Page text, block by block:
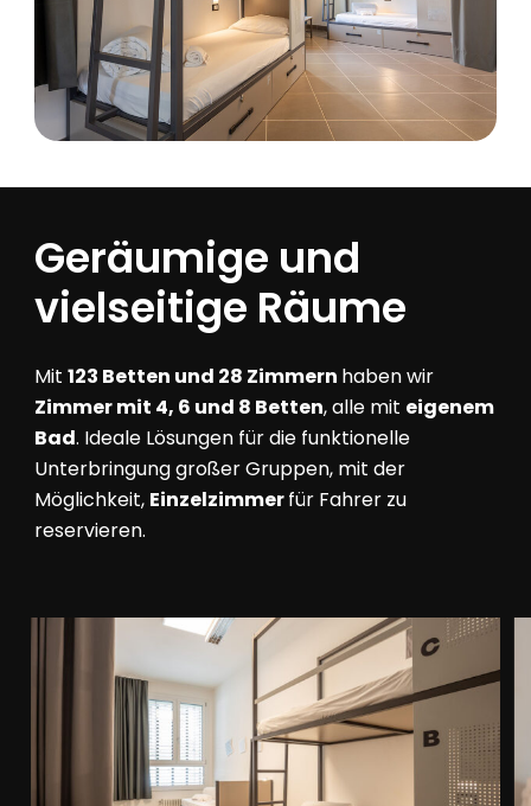
Geräumige und
vielseitige Räume
Mit 123 Betten und 28 Zimmern haben wir
Zimmer mit 4, 6 und 8 Betten, alle mit eigenem
Bad. Ideale Lösungen für die funktionelle
Unterbringung großer Gruppen, mit der
Möglichkeit, Einzelzimmerfür Fahrer zu
reservieren.